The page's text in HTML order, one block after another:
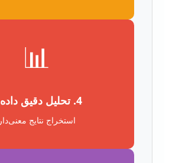
📊
4. تحلیل دقیق داده‌ها
استخراج نتایج معنی‌دار